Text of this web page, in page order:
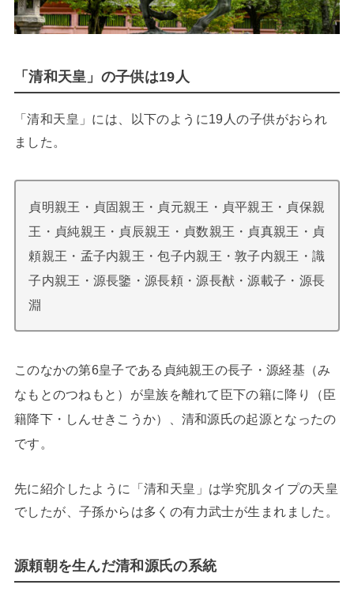
「清和天皇」の子供は19人
「清和天皇」には、以下のように19人の子供がおられ
ました。
貞明親王・貞固親王・貞元親王・貞平親王・貞保親
王・貞純親王・貞辰親王・貞数親王・貞真親王・貞
頼親王・孟子内親王・包子内親王・敦子内親王・識
子内親王・源長鑒・源長頼・源長猷・源載子・源長
淵
このなかの第6皇子である貞純親王の長子・源経基（み
なもとのつねもと）が皇族を離れて臣下の籍に降り（臣
籍降下・しんせきこうか）、清和源氏の起源となったの
です。
先に紹介したように「清和天皇」は学究肌タイプの天皇
でしたが、子孫からは多くの有力武士が生まれました。
源頼朝を生んだ清和源氏の系統